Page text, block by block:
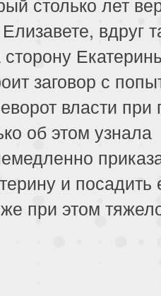
вдруг
сторону
заговор с
власти
об этом узнала
и посадить
при этом